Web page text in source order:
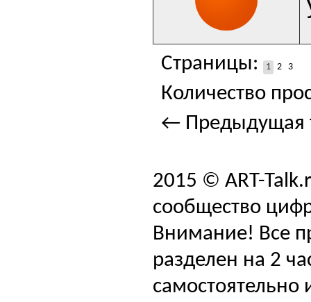
Страницы: 1 2 3
Количество
← Предыдущая
2015 © ART-
сообщество
Внимание! Все
разделен на 2
самостоятельно